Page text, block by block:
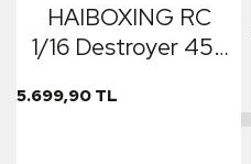
HAIBOXING RC
1/16 Destroyer 45+
Uzaktan Kumandalı
5.699,90 TL